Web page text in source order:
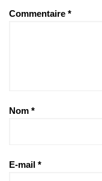
Commentaire *
Nom *
E-mail *